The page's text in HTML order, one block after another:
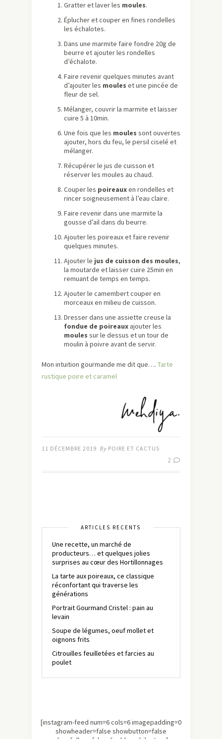
Gratter et laver les moules.
Éplucher et couper en fines rondelles
les échalotes.
Dans une marmite faire fondre 20g de
beurre et ajouter les rondelles
d’échalote.
Faire revenir quelques minutes avant
d’ajouter les moules et une pincée de
fleur de sel.
Mélanger, couvrir la marmite et laisser
cuire 5 à 10min.
Une fois que les moules sont ouvertes
ajouter, hors du feu, le persil ciselé et
mélanger.
Récupérer le jus de cuisson et
réserver les moules au chaud.
Couper les poireauxen rondelles et
rincer soigneusement à l’eau claire.
Faire revenir dans une marmite la
gousse d’ail dans du beurre.
Ajouter les poireaux et faire revenir
quelques minutes.
Ajouter le jus de cuisson des moules,
la moutarde et laisser cuire 25min en
remuant de temps en temps.
Ajouter le camembert couper en
morceaux en milieu de cuisson.
Dresser dans une assiette creuse la
fondue de poireaux ajouter les
moules sur le dessus et un tour de
moulin à poivre avant de servir.
Mon intuition gourmande me dit que…. Tarte
rustique poire et caramel
11 DÉCEMBRE 2019 By POIRE ET CACTUS
2
ARTICLES RÉCENTS
Une recette, un marché de
producteurs… et quelques jolies
surprises au cœur des Hortillonnages
La tarte aux poireaux, ce classique
réconfortant qui traverse les
générations
Portrait Gourmand Cristel : pain au
levain
Soupe de légumes, oeuf mollet et
oignons frits
Citrouilles feuilletées et farcies au
poulet
[instagram-feed num=6 cols=6 imagepadding=0
showheader=false showbutton=false